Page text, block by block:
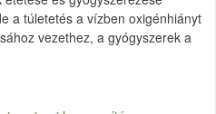
a túletetés a vízben oxigénhiányt
vezethez, a gyógyszerek a